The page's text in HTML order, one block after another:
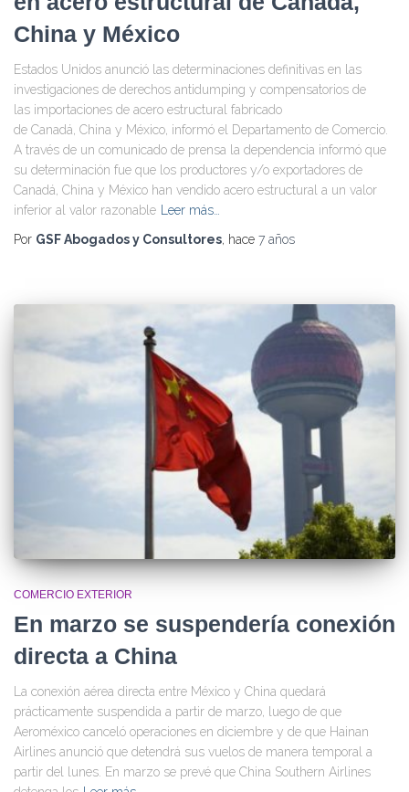
China y México
Estados Unidos anunció las determinaciones definitivas en las
investigaciones de derechos antidumping y compensatorios de
las importaciones de acero estructural fabricado
de Canadá, China y México, informó el Departamento de Comercio.
A través de un comunicado de prensa la dependencia informó que
su determinación fue que los productores y/o exportadores de
Canadá, China y México han vendido acero estructural a un valor
inferior al valor razonable
Leer más…
Por GSF Abogados y Consultores, hace 7 años
COMERCIO EXTERIOR
En marzo se suspendería conexión
directa a China
La conexión aérea directa entre México y China quedará
prácticamente suspendida a partir de marzo, luego de que
Aeroméxico canceló operaciones en diciembre y de que Hainan
Airlines anunció que detendrá sus vuelos de manera temporal a
partir del lunes. En marzo se prevé que China Southern Airlines